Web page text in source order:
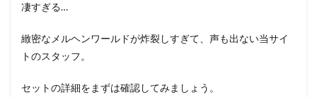
凄すぎる…
緻密なメルヘンワールドが炸裂しすぎて、声も出ない当サイ
トのスタッフ。
セットの詳細をまずは確認してみましょう。